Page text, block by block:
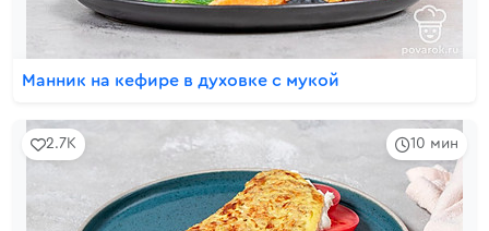
Манник на кефире в духовке с мукой
10 мин
2.7K